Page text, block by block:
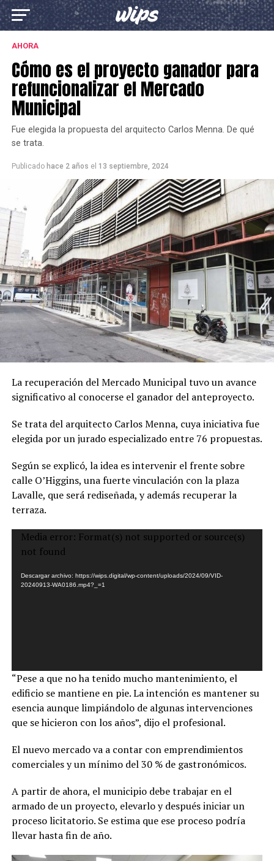
AHORA
Cómo es el proyecto ganador para
refuncionalizar el Mercado
Municipal
Fue elegida la propuesta del arquitecto Carlos Menna. De qué
se trata.
Publicado hace 2 años el 13 septiembre, 2024
La recuperación del Mercado Municipal tuvo un avance
significativo al conocerse el ganador del anteproyecto.
Se trata del arquitecto Carlos Menna, cuya iniciativa fue
elegida por un jurado especializado entre 76 propuestas.
Según se explicó, la idea es intervenir el frente sobre
calle O’Higgins, una fuerte vinculación con la plaza
Lavalle, que será rediseñada, y además recuperar la
terraza.
Reproductor
Media error: Format(s) not supported or source(s)
not found
Descargar archivo: https://wips.digital/wp-content/uploads/2024/09/VID-
20240913-WA0186.mp4?_=1
“Pese a que no ha tenido mucho mantenimiento, el
edificio se mantiene en pie. La intención es mantener su
esencia aunque limpiándolo de algunas intervenciones
que se hicieron con los años”, dijo el profesional.
El nuevo mercado va a contar con emprendimientos
comerciales y un mínimo del 30 % de gastronómicos.
A partir de ahora, el municipio debe trabajar en el
armado de un proyecto, elevarlo y después iniciar un
proceso licitatorio. Se estima que ese proceso podría
llevar hasta fin de año.